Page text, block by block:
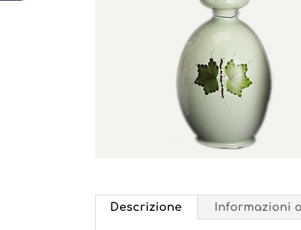
Descrizione Informazioni